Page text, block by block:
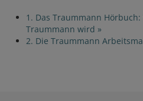
1. Das Traummann
Traummann wird »
2. Die Traummann